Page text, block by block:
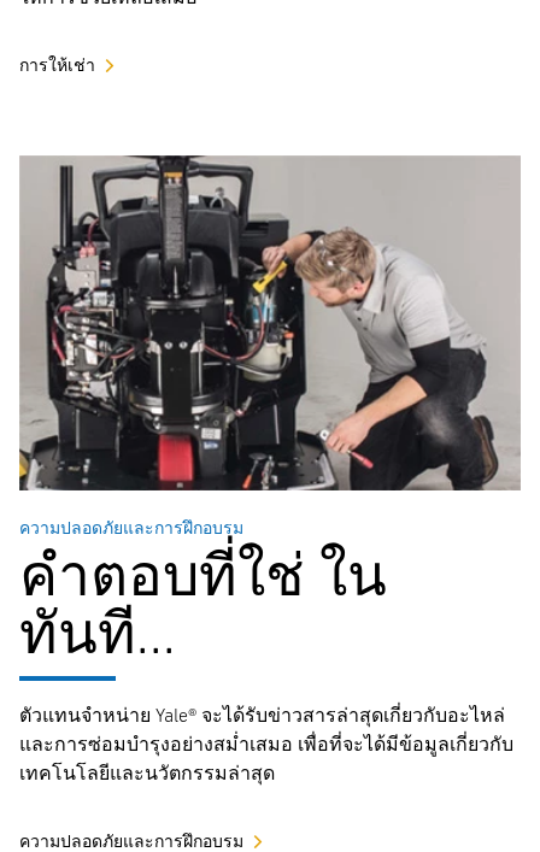
การให้เช่า
ความปลอดภัยและการฝึกอบรม
คำตอบที่ใช่ ใน
ทันที...
ตัวแทนจำหน่าย Yale® จะได้รับข่าวสารล่าสุดเกี่ยวกับอะไหล่
และการซ่อมบำรุงอย่างสม่ำเสมอ เพื่อที่จะได้มีข้อมูลเกี่ยวกับ
เทคโนโลยีและนวัตกรรมล่าสุด
ความปลอดภัยและการฝึกอบรม